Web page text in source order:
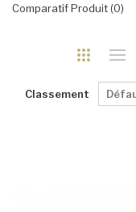
Comparatif Produit (0)
Classement